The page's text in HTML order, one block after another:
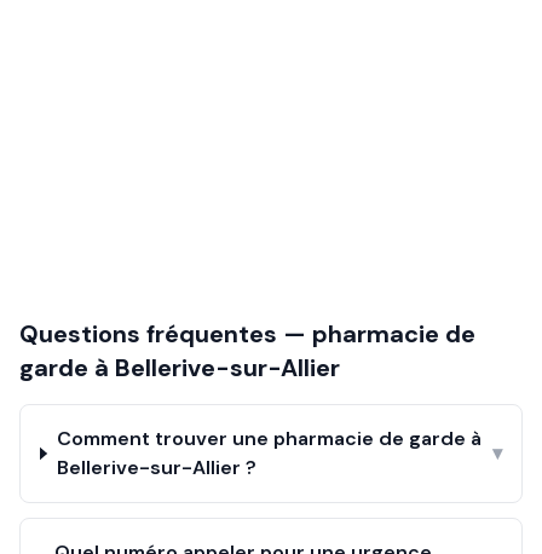
Questions fréquentes — pharmacie de
garde à Bellerive-sur-Allier
Comment trouver une pharmacie de garde à
Bellerive-sur-Allier ?
▾